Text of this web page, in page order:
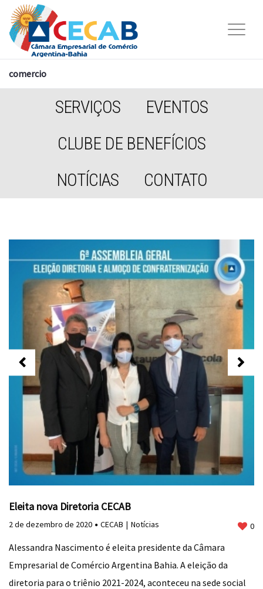
comercio
SERVIÇOS
EVENTOS
CLUBE DE BENEFÍCIOS
NOTÍCIAS
CONTATO
Eleita nova Diretoria CECAB
2 de dezembro de 2020 CECAB Notícias 0
Alessandra Nascimento é eleita presidente da Câmara
Empresarial de Comércio Argentina Bahia. A eleição da
diretoria para o triênio 2021-2024, aconteceu na sede social